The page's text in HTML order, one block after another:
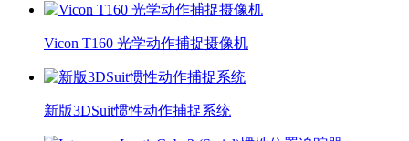
Vicon T160 光学动作捕捉摄像机
新版3DSuit惯性动作捕捉系统